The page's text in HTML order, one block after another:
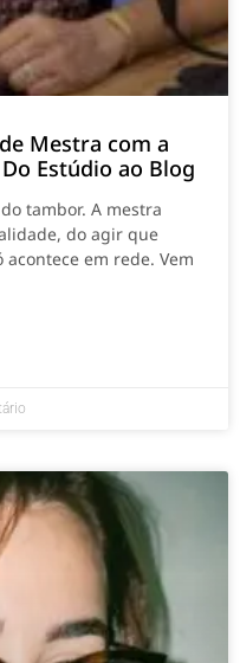
Mestra com a
Estúdio ao Blog
tambor. A mestra
do agir que
em rede. Vem